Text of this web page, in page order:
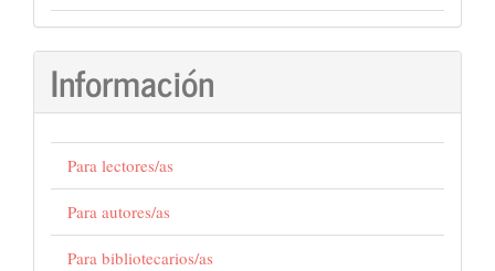
Información
Para lectores/as
Para autores/as
Para bibliotecarios/as